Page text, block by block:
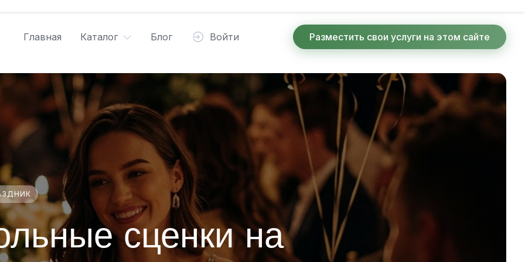
Главная Каталог Блог Войти Разместить свои услуги на этом сайте
сценки на